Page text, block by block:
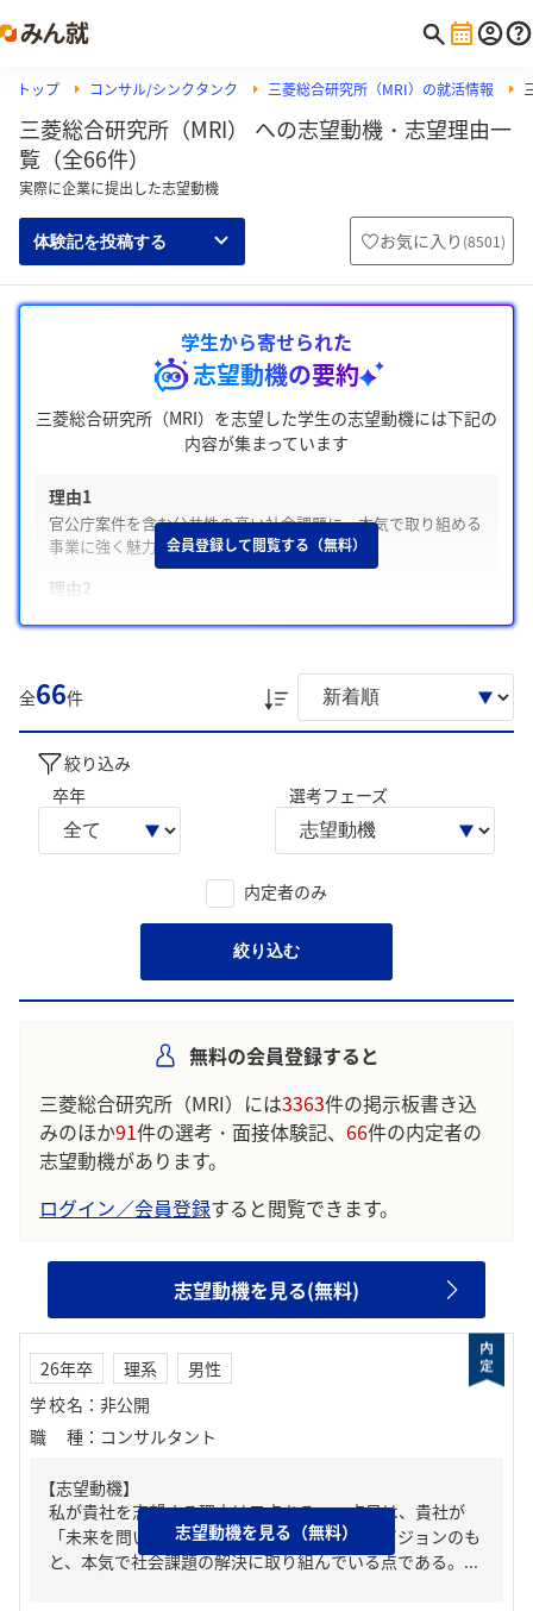
トップ コンサル/シンクタンク 三菱総合研究所（MRI）の就活情報
三菱総合研究所（MRI） への志望動機・志望理由一
覧（全66件）
実際に企業に提出した志望動機
体験記を投稿する お気に入り (8501)
学生から寄せられた
志望動機の要約
三菱総合研究所（MRI）を志望した学生の志望動機には下記の
内容が集まっています
理由1
官公庁案件を含む公共性の高い社会課題に、本気で取り組める
事業に強く魅力を感じる
理由2
る点に大きな魅力を感じる
理由3
研究成果や技術を社会実装へ一気通貫でつなぐ姿勢に強く魅力
を感じている
学生の声を就職活動の参考にしましょう。
※AIを使用し、過去3年間のユーザー投稿を要約しています。実際
のユーザの投稿は下記の一覧からご確認ください。
会員登録して閲覧する（無料）
全66件
絞り込み
卒年
選考フェーズ
内定者のみ
絞り込む
無料の会員登録すると
三菱総合研究所（MRI）には3363件の掲示板書き込
みのほか91件の選考・面接体験記、 66件の内定者の
志望動機があります。
ログイン／会員登録すると閲覧できます。
志望動機を見る(無料)
26年卒 理系
男性
学校名 ： 非公開
職種 ： コンサルタント
【志望動機】
私が貴社を志望する理由は二点ある。一点目は、貴社が
「未来を問い続け、変革を先駆ける」というビジョンのも
と、本気で社会課題の解決に取り組んでいる点である。...
志望動機を見る（無料）